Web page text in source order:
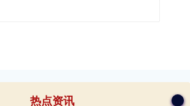
热点资讯